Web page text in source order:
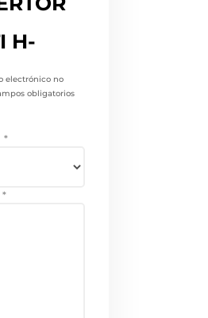
H-
electrónico no
obligatorios
*
*